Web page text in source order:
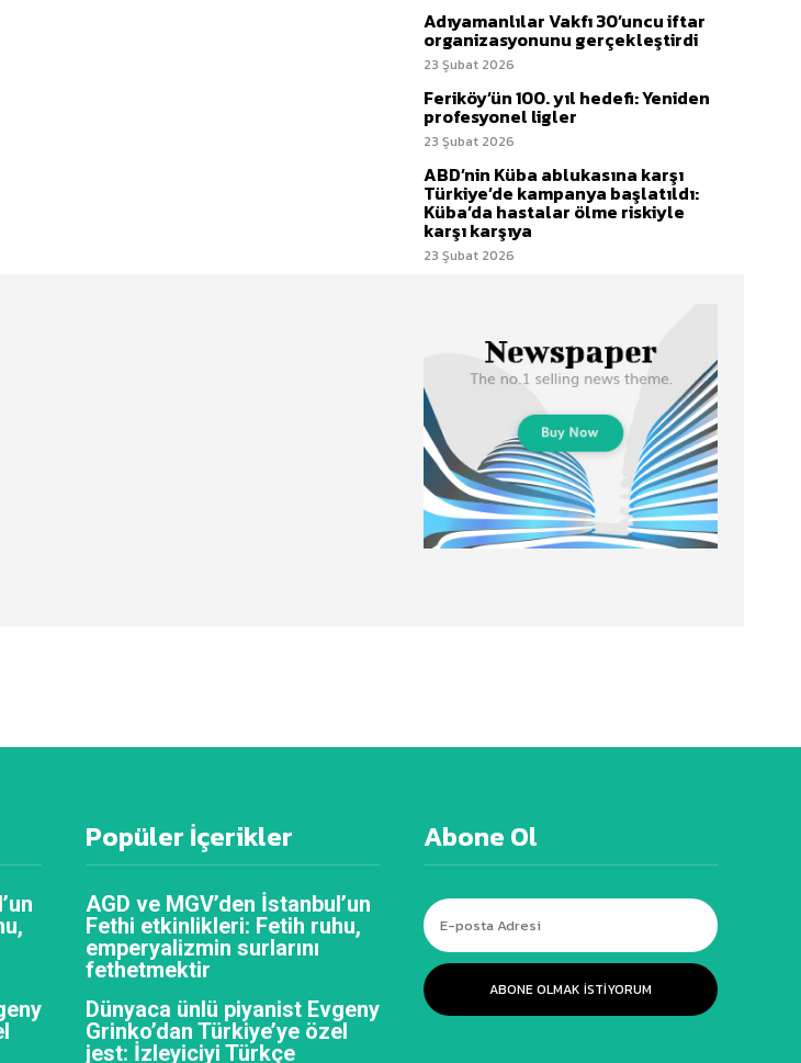
Adıyamanlılar Vakfı 30’uncu iftar
organizasyonunu gerçekleştirdi
23 Şubat 2026
Feriköy’ün 100. yıl hedefi: Yeniden
profesyonel ligler
23 Şubat 2026
ABD’nin Küba ablukasına karşı
Türkiye’de kampanya başlatıldı:
Küba’da hastalar ölme riskiyle
karşı karşıya
23 Şubat 2026
Popüler İçerikler
AGD ve MGV’den İstanbul’un
Fethi etkinlikleri: Fetih ruhu,
emperyalizmin surlarını
fethetmektir
Dünyaca ünlü piyanist Evgeny
Grinko’dan Türkiye’ye özel
jest: İzleyiciyi Türkçe
Abone Ol
ABONE OLMAK ISTIYORUM